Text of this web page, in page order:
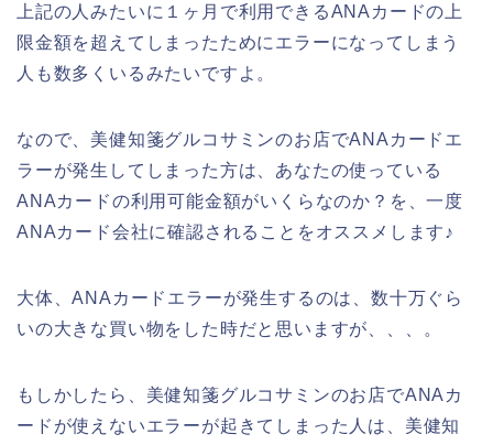
上記の人みたいに１ヶ月で利用できるANAカードの上
限金額を超えてしまったためにエラーになってしまう
人も数多くいるみたいですよ。
なので、美健知箋グルコサミンのお店でANAカードエ
ラーが発生してしまった方は、あなたの使っている
ANAカードの利用可能金額がいくらなのか？を、一度
ANAカード会社に確認されることをオススメします♪
大体、ANAカードエラーが発生するのは、数十万ぐら
いの大きな買い物をした時だと思いますが、、、。
もしかしたら、美健知箋グルコサミンのお店でANAカ
ードが使えないエラーが起きてしまった人は、美健知